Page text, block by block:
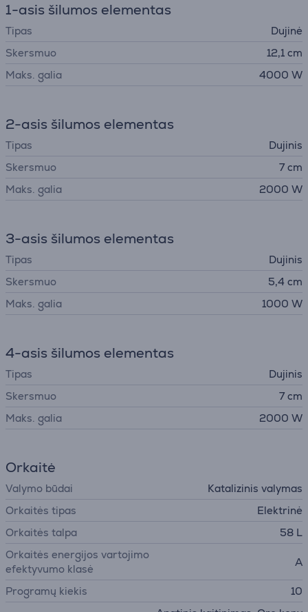
1-asis šilumos elementas
Tipas
Dujinė
Skersmuo
12,1 cm
Maks. galia
4000 W
2-asis šilumos elementas
Tipas
Dujinis
Skersmuo
7 cm
Maks. galia
2000 W
3-asis šilumos elementas
Tipas
Dujinis
Skersmuo
5,4 cm
Maks. galia
1000 W
4-asis šilumos elementas
Tipas
Dujinis
Skersmuo
7 cm
Maks. galia
2000 W
Orkaitė
Valymo būdai
Katalizinis valymas
Orkaitės tipas
Elektrinė
Orkaitės talpa
58 L
Orkaitės energijos vartojimo
efektyvumo klasė
A
Programų kiekis
10